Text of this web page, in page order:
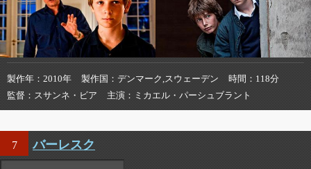
製作年 2010年 製作国 デンマーク,スウェーデン 時間
118分
監督
スサンネ・ビア 主演 ミカエル・パーシュブラント
7 バーレスク